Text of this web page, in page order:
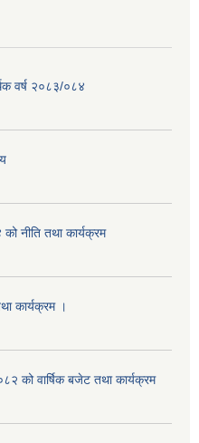
वर्ष २०८३/०८४
नीति तथा कार्यक्रम
कार्यक्रम ।
को वार्षिक बजेट तथा कार्यक्रम